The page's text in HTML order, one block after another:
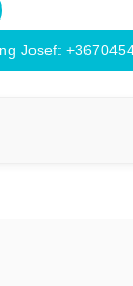
Josef: